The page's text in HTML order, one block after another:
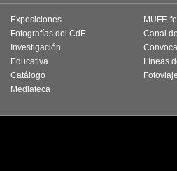
Exposiciones
Fotografías del CdF
Investigación
Educativa
Catálogo
Mediateca
MUFF,
Canal
Líneas